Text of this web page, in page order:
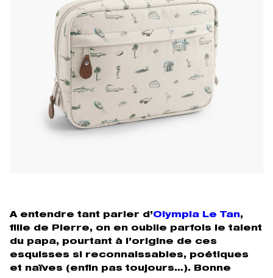
A entendre tant parler d’Olympia Le Tan,
fille de Pierre, on en oublie parfois le talent
du papa, pourtant à l’origine de ces
esquisses si reconnaissables, poétiques
et naïves (enfin pas toujours…). Bonne